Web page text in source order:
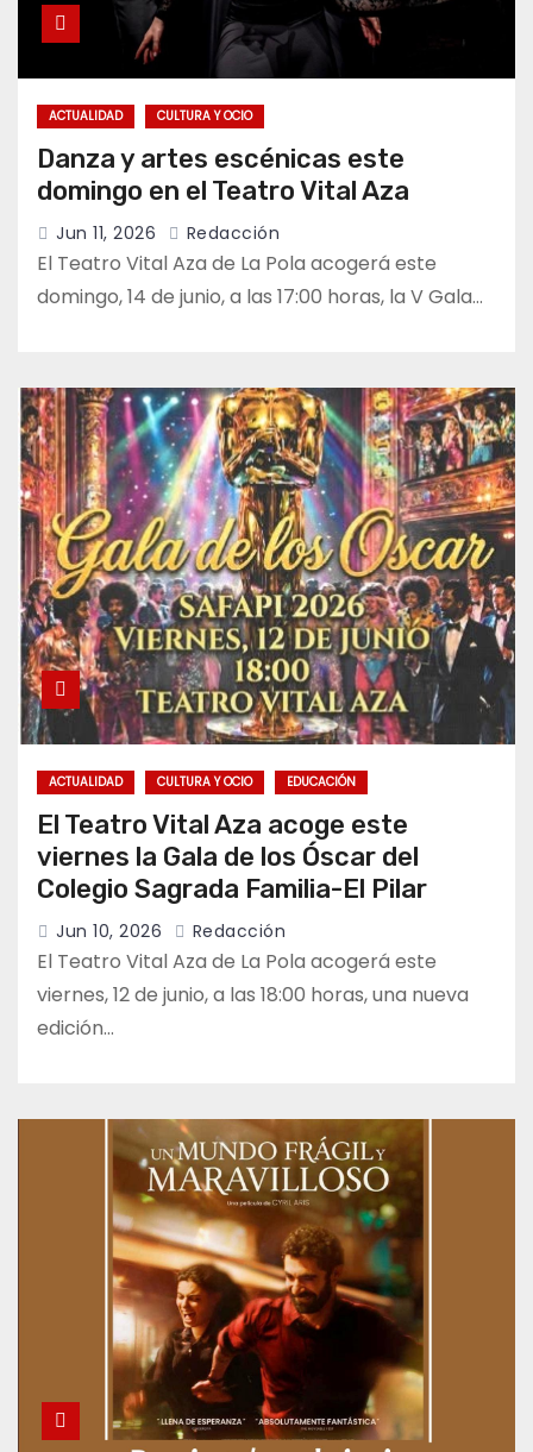
ACTUALIDAD CULTURA Y OCIO
Danza y artes escénicas este
domingo en el Teatro Vital Aza
Jun 11, 2026 Redacción
El Teatro Vital Aza de La Pola acogerá este
domingo, 14 de junio, a las 17:00 horas, la V Gala…
ACTUALIDAD CULTURA Y OCIO EDUCACIÓN
El Teatro Vital Aza acoge este
viernes la Gala de los Óscar del
Colegio Sagrada Familia-El Pilar
Jun 10, 2026 Redacción
El Teatro Vital Aza de La Pola acogerá este
viernes, 12 de junio, a las 18:00 horas, una nueva
edición…